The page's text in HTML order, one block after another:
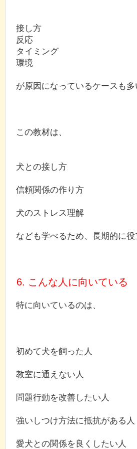
接し方
反応
タイミング
環境
が原因になっているケースも多
この教材は、
犬との接し方
信頼関係の作り方
犬のストレス理解
なども学べるため、長期的に役
6. こんな人に向いている
特に向いているのは、
初めて犬を飼った人
教室に通えない人
問題行動を改善したい人
強いしつけ方法に抵抗がある人
愛犬との関係を良くしたい人